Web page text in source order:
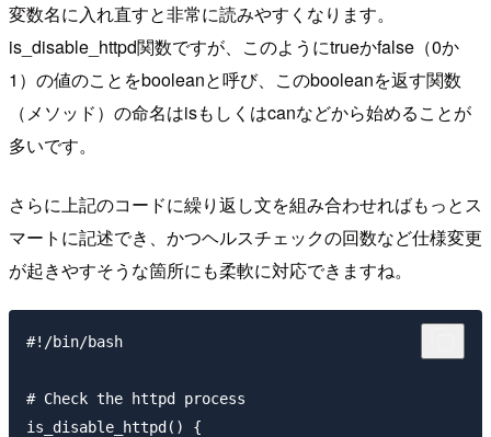
変数名に入れ直すと非常に読みやすくなります。
is_disable_httpd関数ですが、このようにtrueかfalse（0か
1）の値のことをbooleanと呼び、このbooleanを返す関数
（メソッド）の命名はisもしくはcanなどから始めることが
多いです。
さらに上記のコードに繰り返し文を組み合わせればもっとス
マートに記述でき、かつヘルスチェックの回数など仕様変更
が起きやすそうな箇所にも柔軟に対応できますね。
#!/bin/bash
# Check the httpd process
is_disable_httpd() {